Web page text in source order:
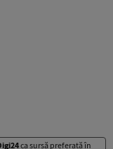
ca sursă preferată în